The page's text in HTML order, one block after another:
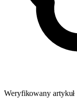
Weryfikowany artykuł